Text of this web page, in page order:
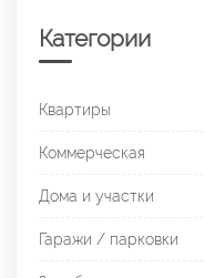
Категории
Квартиры
Коммерческая
Дома и участки
Гаражи / парковки